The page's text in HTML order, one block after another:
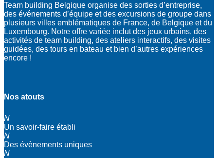
Team building Belgique organise des sorties d’entreprise,
des événements d’équipe et des excursions de groupe dans
plusieurs villes emblématiques de France, de Belgique et du
Luxembourg. Notre offre variée inclut des jeux urbains, des
activités de team building, des ateliers interactifs, des visites
guidées, des tours en bateau et bien d’autres expériences
encore !
Nos atouts
N
Un savoir-faire établi
N
Des évènements uniques
N